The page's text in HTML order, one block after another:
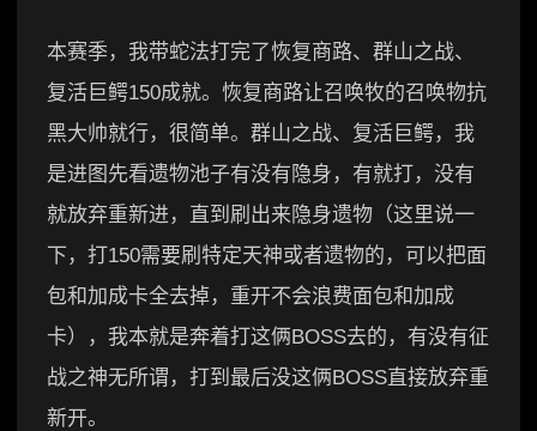
本赛季，我带蛇法打完了恢复商路、群山之战、
复活巨鳄150成就。恢复商路让召唤牧的召唤物抗
黑大帅就行，很简单。群山之战、复活巨鳄，我
是进图先看遗物池子有没有隐身，有就打，没有
就放弃重新进，直到刷出来隐身遗物（这里说一
下，打150需要刷特定天神或者遗物的，可以把面
包和加成卡全去掉，重开不会浪费面包和加成
卡），我本就是奔着打这俩BOSS去的，有没有征
战之神无所谓，打到最后没这俩BOSS直接放弃重
新开。